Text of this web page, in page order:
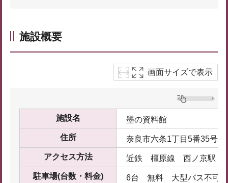
施設概要
画面サイズで表示
施設名 墨の資料館
住所 奈良市六条1丁目5番35号
アクセス方法 近鉄 橿原線 西ノ京駅
駐車場(台数・料金) 6台 無料 大型バス不可